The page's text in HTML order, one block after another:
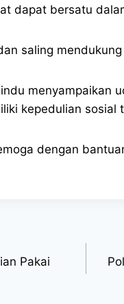
dapat bersatu
saling
kepedulian sosial
dengan
Pakai